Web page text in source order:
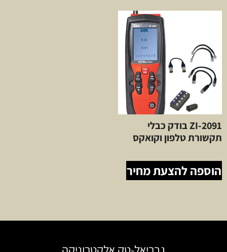
ZI-2091 בודק כבלי
תקשורת טלפון וקואקס
הוספה להצעת מחיר